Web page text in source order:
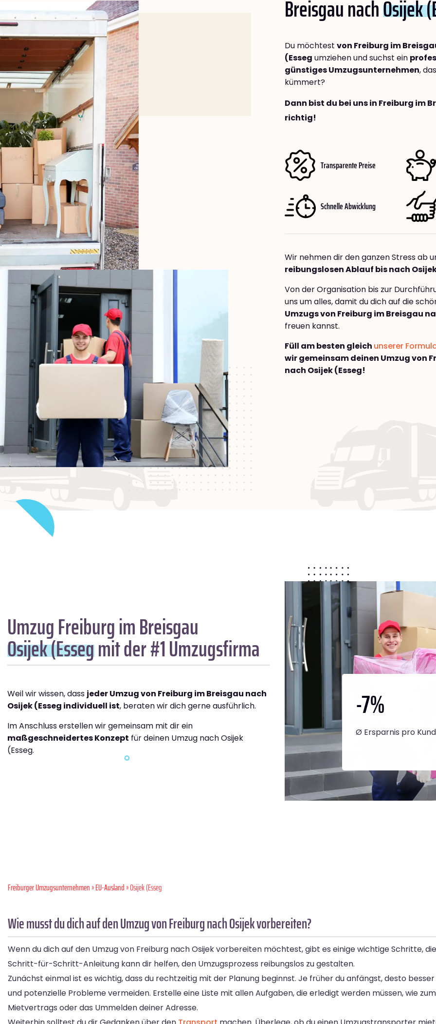
Breisgau nachOsijek
Du möchtest von Freiburg im
(Esseg umziehen und suchst ein
günstiges Umzugsunternehmen,
kümmert?
Dann bist du bei uns in Freiburg im
richtig!
Transparente Preise
Schnelle Abwicklung
Wir nehmen dir den ganzen Stress ab
reibungslosen Ablauf bis nach
Von der Organisation bis zur
uns um alles, damit du dich auf die
Umzugs von Freiburg im Breisgau
freuen kannst.
Füll am besten gleich unserer
wir gemeinsam deinen Umzug von
nach Osijek (Esseg!
Umzug Freiburg im Breisgau
Osijek (Essegmit der #1 Umzugsfirma
Weil wir wissen, dass jeder Umzug von Freiburg im Breisgau nach
Osijek (Esseg individuell ist, beraten wir dich gerne ausführlich.
Im Anschluss erstellen wir gemeinsam mit dir ein
maßgeschneidertes Konzept für deinen Umzug nach Osijek
(Esseg.
-7%
Ø Ersparnis pro
Freiburger Umzugsunternehmen»EU-Ausland» Osijek (Esseg
Wie musst du dich auf den Umzug von Freiburg nach Osijek vorbereiten?
Wenn du dich auf den Umzug von Freiburg nach Osijek vorbereiten möchtest, gibt es einige wichtige Schritte,
Schritt-für-Schritt-Anleitung kann dir helfen, den Umzugsprozess reibungslos zu gestalten.
Zunächst einmal ist es wichtig, dass du rechtzeitig mit der Planung beginnst. Je früher du anfängst, desto
und potenzielle Probleme vermeiden. Erstelle eine Liste mit allen Aufgaben, die erledigt werden müssen, wie
Mietvertrags oder das Ummelden deiner Adresse.